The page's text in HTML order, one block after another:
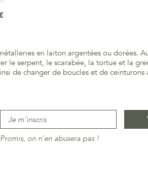
en laiton argentées ou dorées.
le serpent, le scarabée, la tortue et la
de changer de boucles et de ceinturons
Promis, on n'en abusera pas !